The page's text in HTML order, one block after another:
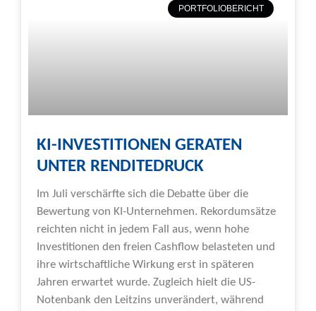
PORTFOLIOBERICHT
KI-INVESTITIONEN GERATEN
UNTER RENDITEDRUCK
Im Juli verschärfte sich die Debatte über die
Bewertung von KI-Unternehmen. Rekordumsätze
reichten nicht in jedem Fall aus, wenn hohe
Investitionen den freien Cashflow belasteten und
ihre wirtschaftliche Wirkung erst in späteren
Jahren erwartet wurde. Zugleich hielt die US-
Notenbank den Leitzins unverändert, während